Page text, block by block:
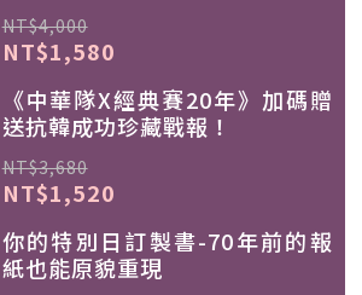
NT$4,000
NT$1,580
《中華隊X經典賽20年》加碼贈
送抗韓成功珍藏戰報！
NT$3,680
NT$1,520
你的特別日訂製書-70年前的報
紙也能原貌重現